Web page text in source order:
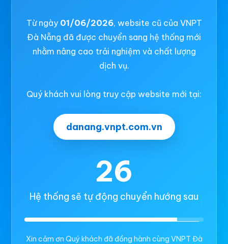
Từ ngày 01/06/2026, website cũ của VNPT
Đà Nẵng đã được chuyển sang hệ thống mới
nhằm nâng cao trải nghiệm và chất lượng
dịch vụ.
Quý khách vui lòng truy cập website mới tại:
danang.vnpt.com.vn
26
Hệ thống sẽ tự động chuyển hướng sau
Xin cảm ơn Quý khách đã đồng hành cùng VNPT Đà